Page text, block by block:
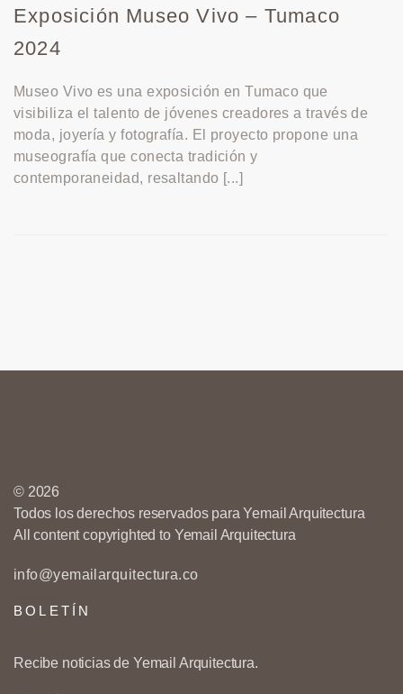
Exposición Museo Vivo – Tumaco
2024
Museo Vivo es una exposición en Tumaco que
visibiliza el talento de jóvenes creadores a través de
moda, joyería y fotografía. El proyecto propone una
museografía que conecta tradición y
contemporaneidad, resaltando [...]
© 2026
Todos los derechos reservados para Yemail Arquitectura
All content copyrighted to Yemail Arquitectura
info@yemailarquitectura.co
BOLETÍN
Recibe noticias de Yemail Arquitectura.